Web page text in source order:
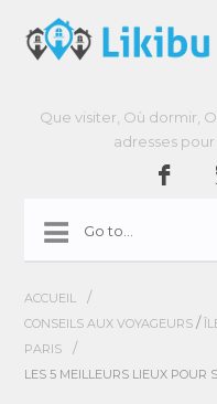
Que visiter, Où dormir,
adresses
ACCUEIL /
CONSEILS AUX VOYAGEURS /
PARIS /
LES 5 MEILLEURS LIEUX POUR